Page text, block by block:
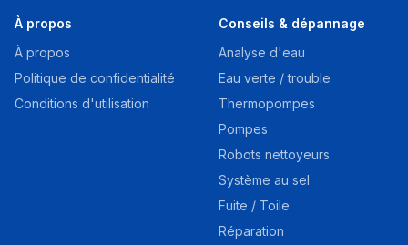
À propos
À propos
Politique de confidentialité
Conditions d'utilisation
Conseils & dépannage
Analyse d'eau
Eau verte / trouble
Thermopompes
Pompes
Robots nettoyeurs
Système au sel
Fuite / Toile
Réparation